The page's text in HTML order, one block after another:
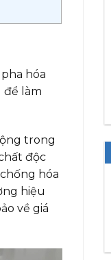
hóa
để làm
trong
độc
hóa
hiệu
về giá